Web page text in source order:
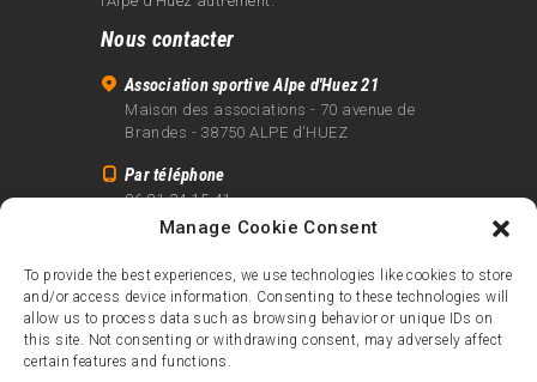
Manage Cookie Consent
To provide the best experiences, we use technologies like cookies to store
and/or access device information. Consenting to these technologies will
allow us to process data such as browsing behavior or unique IDs on
this site. Not consenting or withdrawing consent, may adversely affect
certain features and functions.
Nous contacter
Association sportive Alpe d'Huez 21
Maison des associations - 70 avenue de
Brandes - 38750 ALPE d'HUEZ
Par téléphone
06 81 24 15 41
info@alpe21.fr
Mentions légales
Contact
crédits